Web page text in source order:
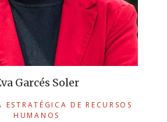
Garcés Soler
ESTRATÉGICA DE RECURSOS
HUMANOS